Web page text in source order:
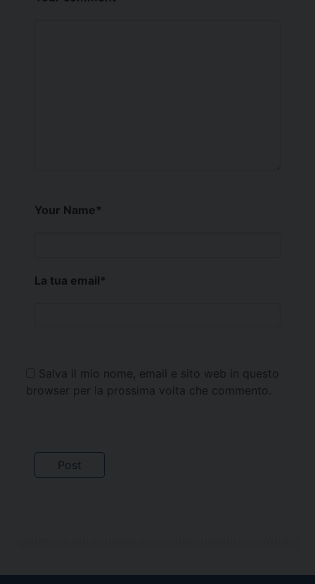
Your Name*
La tua email*
Salva il mio nome, email e sito web in questo
browser per la prossima volta che commento.